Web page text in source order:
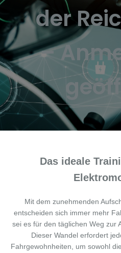
der
–
Das ideale
Mit dem zunehmenden
entscheiden sich immer mehr
sei es für den täglichen Weg zur
Dieser Wandel erfordert
Fahrgewohnheiten, um sowohl